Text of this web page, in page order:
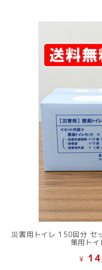
災害用トイレ 150回分 セ
策用ト
¥